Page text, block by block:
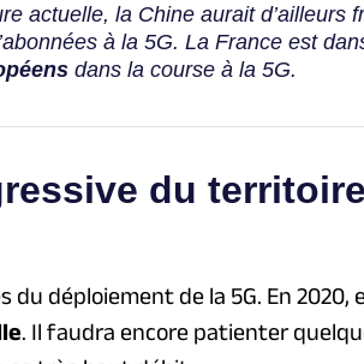
actuelle, la Chine aurait d’ailleurs
à la 5G. La France est
dans la course à la 5G.
du
déploiement de la 5G. En 2020,
. Il faudra encore patienter